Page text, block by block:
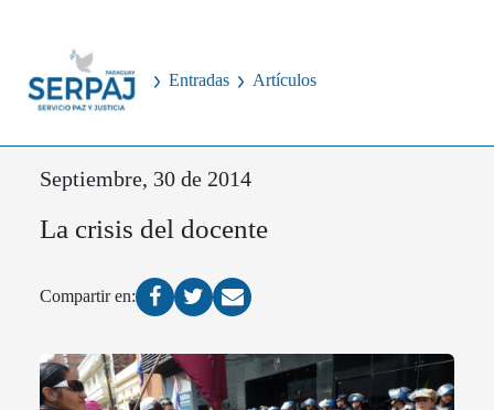
Entradas Artículos
Septiembre, 30 de 2014
La crisis del docente
Compartir en: